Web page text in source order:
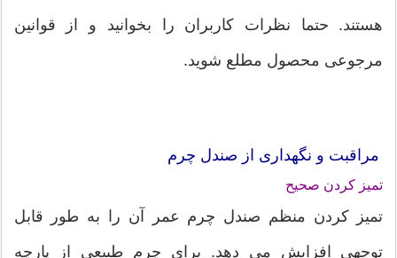
هستند. حتما نظرات کاربران را بخوانید و از قوانین
مرجوعی محصول مطلع شوید.
مراقبت و نگهداری از صندل چرم
تمیز کردن صحیح
تمیز کردن منظم صندل چرم عمر آن را به طور قابل
توجهی افزایش می دهد. برای چرم طبیعی از پارچه